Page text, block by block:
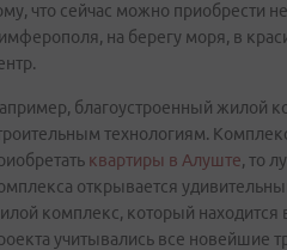
что сейчас можно приобрести
на берегу моря, в
благоустроенный жилой
технологиям.
квартиры в Алуште, то
открывается
комплекс, который находится
учитывались все новейшие